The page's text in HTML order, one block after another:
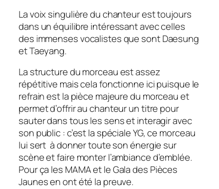
La voix singulière du chanteur est toujours
dans un équilibre intéressant avec celles
des immenses vocalistes que sont Daesung
et Taeyang.
La structure du morceau est assez
répétitive mais cela fonctionne ici puisque le
refrain est la pièce majeure du morceau et
permet d’offrir au chanteur un titre pour
sauter dans tous les sens et interagir avec
son public : c’est la spéciale YG, ce morceau
lui sert à donner toute son énergie sur
scène et faire monter l’ambiance d’emblée.
Pour ça les MAMA et le Gala des Pièces
Jaunes en ont été la preuve.